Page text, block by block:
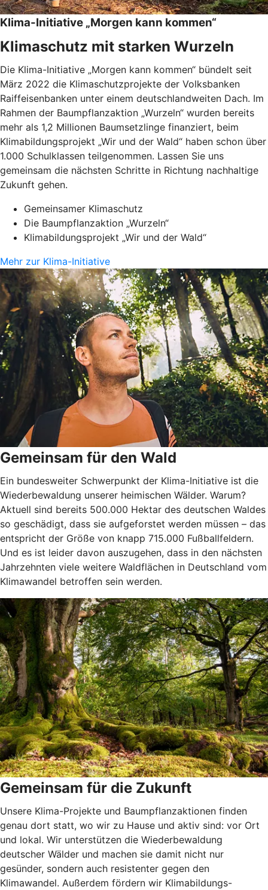
Klima-Initiative „Morgen kann kommen“
Klimaschutz mit starken Wurzeln
Die Klima-Initiative „Morgen kann kommen“ bündelt seit
März 2022 die Klimaschutzprojekte der Volksbanken
Raiffeisenbanken unter einem deutschlandweiten Dach. Im
Rahmen der Baumpflanzaktion „Wurzeln“ wurden bereits
mehr als 1,2 Millionen Baumsetzlinge finanziert, beim
Klimabildungsprojekt „Wir und der Wald“ haben schon über
1.000 Schulklassen teilgenommen. Lassen Sie uns
gemeinsam die nächsten Schritte in Richtung nachhaltige
Zukunft gehen.
Gemeinsamer Klimaschutz
Die Baumpflanzaktion „Wurzeln“
Klimabildungsprojekt „Wir und der Wald“
Mehr zur Klima-Initiative
Gemeinsam für den Wald
Ein bundesweiter Schwerpunkt der Klima-Initiative ist die
Wiederbewaldung unserer heimischen Wälder. Warum?
Aktuell sind bereits 500.000 Hektar des deutschen Waldes
so geschädigt, dass sie aufgeforstet werden müssen – das
entspricht der Größe von knapp 715.000 Fußballfeldern.
Und es ist leider davon auszugehen, dass in den nächsten
Jahrzehnten viele weitere Waldflächen in Deutschland vom
Klimawandel betroffen sein werden.
Gemeinsam für die Zukunft
Unsere Klima-Projekte und Baumpflanzaktionen finden
genau dort statt, wo wir zu Hause und aktiv sind: vor Ort
und lokal. Wir unterstützen die Wiederbewaldung
deutscher Wälder und machen sie damit nicht nur
gesünder, sondern auch resistenter gegen den
Klimawandel. Außerdem fördern wir Klimabildungs-